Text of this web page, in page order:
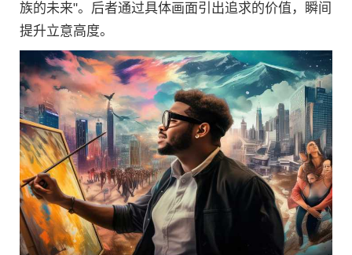
族的未来"。后者通过具体画面引出追求的价值，瞬间
提升立意高度。